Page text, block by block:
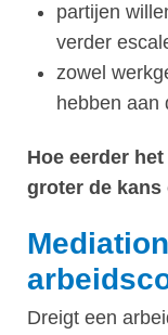
partijen
verder
zowel
hebben aan
Hoe eerder
groter de kans
Dreigt een